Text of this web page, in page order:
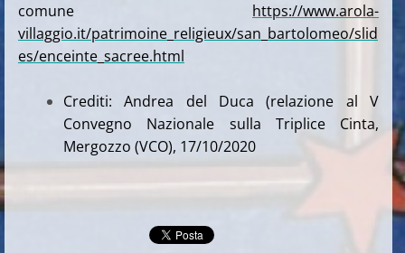
comune https://www.arola-
villaggio.it/patrimoine_religieux/san_bartolomeo/slid
es/enceinte_sacree.html
Crediti: Andrea del Duca (relazione al V
Convegno Nazionale sulla Triplice Cinta,
Mergozzo (VCO), 17/10/2020